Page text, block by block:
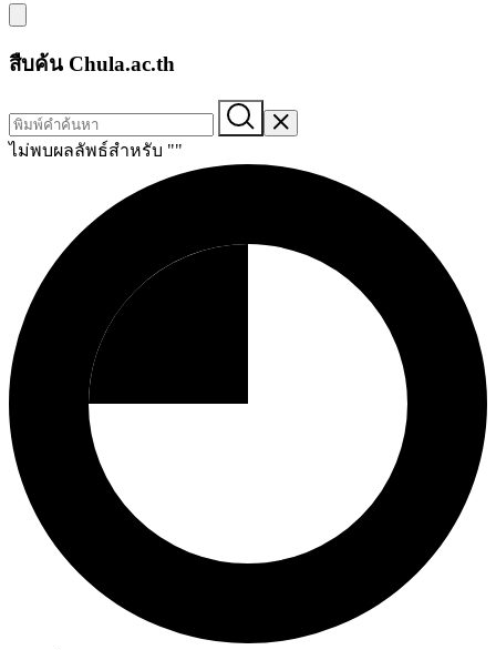
สืบค้น Chula.ac.th
ไม่พบผลลัพธ์สำหรับ ""